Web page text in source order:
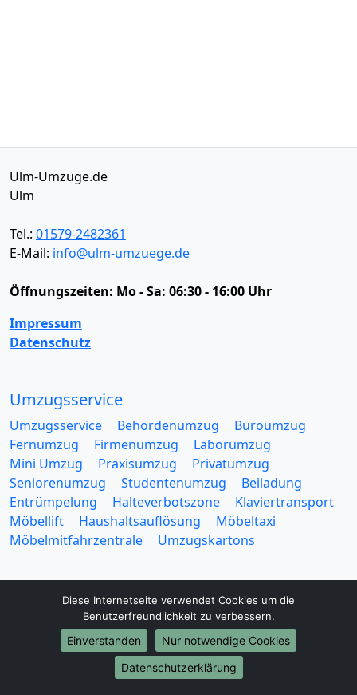
Ulm-Umzüge.de
Ulm
Tel.: 01579-2482361
E-Mail: info@ulm-umzuege.de
Öffnungszeiten: Mo - Sa: 06:30 - 16:00 Uhr
Impressum
Datenschutz
Umzugsservice
Umzugsservice Behördenumzug
Büroumzug
Fernumzug
Firmenumzug
Laborumzug
Mini Umzug
Praxisumzug
Privatumzug
Seniorenumzug
Studentenumzug
Beiladung
Entrümpelung
Halteverbotszone
Klaviertransport
Möbellift
Haushaltsauflösung
Möbeltaxi
Möbelmitfahrzentrale
Umzugskartons
Europa-Umzüge
Umzug von Ulm nach Belarus
Diese Internetseite verwendet Cookies um die
Benutzerfreundlichkeit zu verbessern.
Einverstanden
Nur notwendige Cookies
Datenschutzerklärung